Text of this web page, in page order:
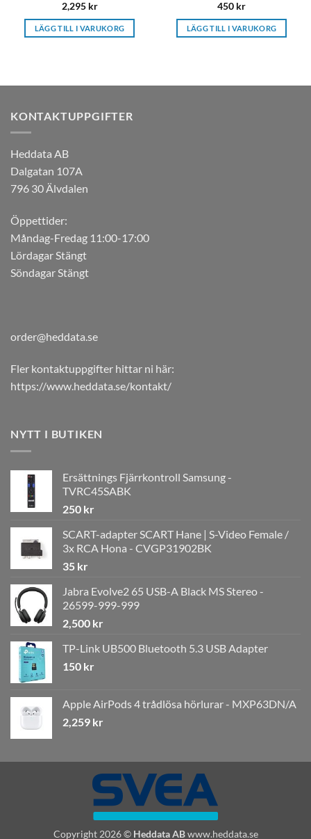
2,295 kr
LÄGG TILL I VARUKORG
450 kr
LÄGG TILL I VARUKORG
KONTAKTUPPGIFTER
Heddata AB
Dalgatan 107A
796 30 Älvdalen
Öppettider:
Måndag-Fredag 11:00-17:00
Lördagar Stängt
Söndagar Stängt
order@heddata.se
Fler kontaktuppgifter hittar ni här:
https://www.heddata.se/kontakt/
NYTT I BUTIKEN
Ersättnings Fjärrkontroll Samsung -
TVRC45SABK
250 kr
SCART-adapter SCART Hane | S-Video Female /
3x RCA Hona - CVGP31902BK
35 kr
Jabra Evolve2 65 USB-A Black MS Stereo -
26599-999-999
2,500 kr
TP-Link UB500 Bluetooth 5.3 USB Adapter
150 kr
Apple AirPods 4 trådlösa hörlurar - MXP63DN/A
2,259 kr
Copyright 2026 © Heddata AB www.heddata.se